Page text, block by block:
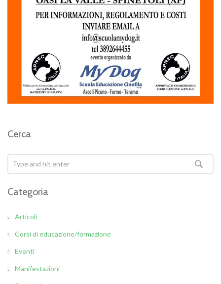
Cerca
Categoria
Articoli
Corsi di educazione/formazione
Eventi
Manifestazioni